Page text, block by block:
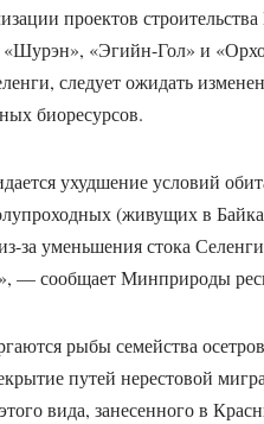
проектов
«Эгийн-Гол» и
следует ожидать
биоресурсов.
ухудшение условий
(живущих в
за уменьшения стока
— сообщает Минприроды
рыбы семейства
путей нерестовой
этого вида, занесенного в